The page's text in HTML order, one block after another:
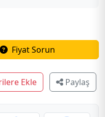
Fiyat Sorun
Ekle Paylaş